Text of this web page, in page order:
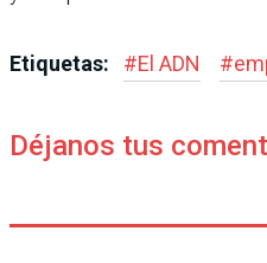
Etiquetas: #El ADN #
Déjanos tus